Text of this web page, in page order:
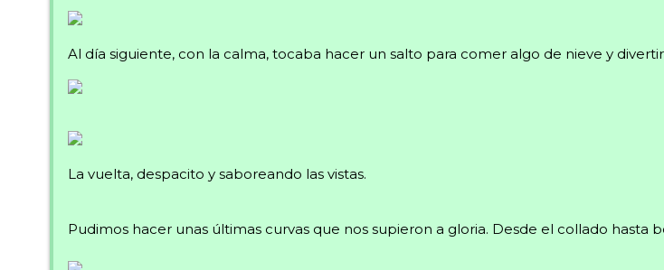
Al día siguiente, con la calma, tocaba hacer un salto para comer algo de nieve y
La vuelta, despacito y saboreando las vistas.
Pudimos hacer unas últimas curvas que nos supieron a gloria. Desde el collado hasta